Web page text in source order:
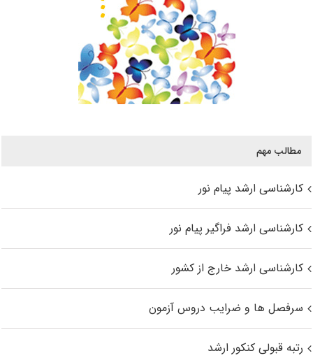
مطالب مهم
کارشناسی ارشد پیام نور
کارشناسی ارشد فراگیر پیام نور
کارشناسی ارشد خارج از کشور
سرفصل ها و ضرایب دروس آزمون
رتبه قبولی کنکور ارشد